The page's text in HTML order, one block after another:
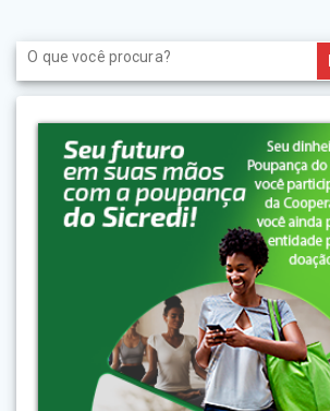
Search
for: